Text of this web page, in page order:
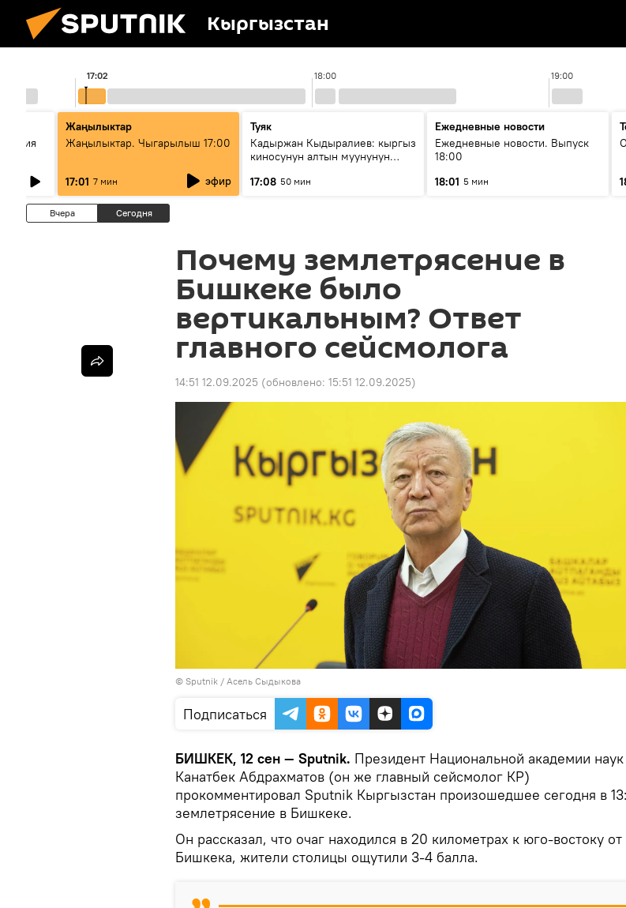
Кыргызстан
18:00 19:00
17:02
Жаңылыктар
Жаңылыктар. Чыгарылыш 17:00
17:01 7 мин эфир
Туяк
Кадыржан Кыдыралиев: кыргыз
киносунун алтын муунунун
17:08 50 мин
Ежедневные новости
Ежедневные новости. Выпуск
18:00
18:01 5 мин
Вчера Сегодня
Почему землетрясение в
Бишкеке было
вертикальным? Ответ
главного сейсмолога
14:51 12.09.2025 (обновлено: 15:51 12.09.2025)
© Sputnik / Асель Сыдыкова
Подписаться
БИШКЕК, 12 сен — Sputnik. Президент Национальной академии наук
Канатбек Абдрахматов (он же главный сейсмолог КР)
прокомментировал Sputnik Кыргызстан произошедшее сегодня в
землетрясение в Бишкеке.
Он рассказал, что очаг находился в 20 километрах к юго-востоку от
Бишкека, жители столицы ощутили 3-4 балла.